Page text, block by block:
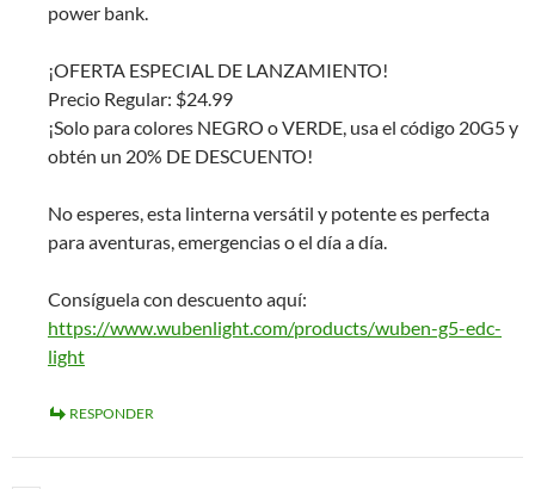
power bank.
¡OFERTA ESPECIAL DE LANZAMIENTO!
Precio Regular: $24.99
¡Solo para colores NEGRO o VERDE, usa el código 20G5 y
obtén un 20% DE DESCUENTO!
No esperes, esta linterna versátil y potente es perfecta
para aventuras, emergencias o el día a día.
Consíguela con descuento aquí:
https://www.wubenlight.com/products/wuben-g5-edc-
light
RESPONDER